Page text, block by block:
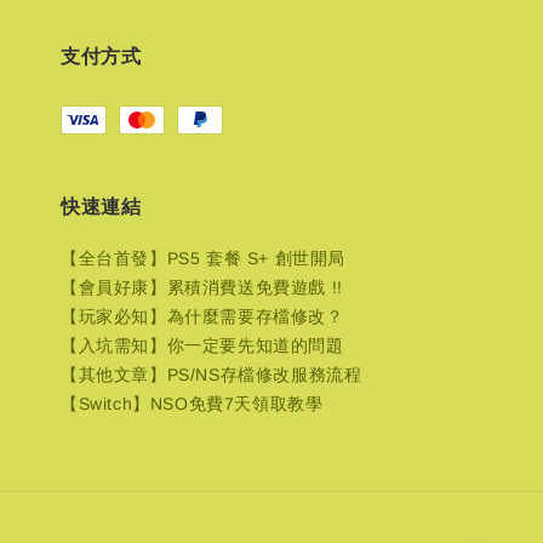
支付方式
快速連結
【全台首發】PS5 套餐 S+ 創世開局
【會員好康】累積消費送免費遊戲 !!
【玩家必知】為什麼需要存檔修改？
【入坑需知】你一定要先知道的問題
【其他文章】PS/NS存檔修改服務流程
【Switch】NSO免費7天領取教學